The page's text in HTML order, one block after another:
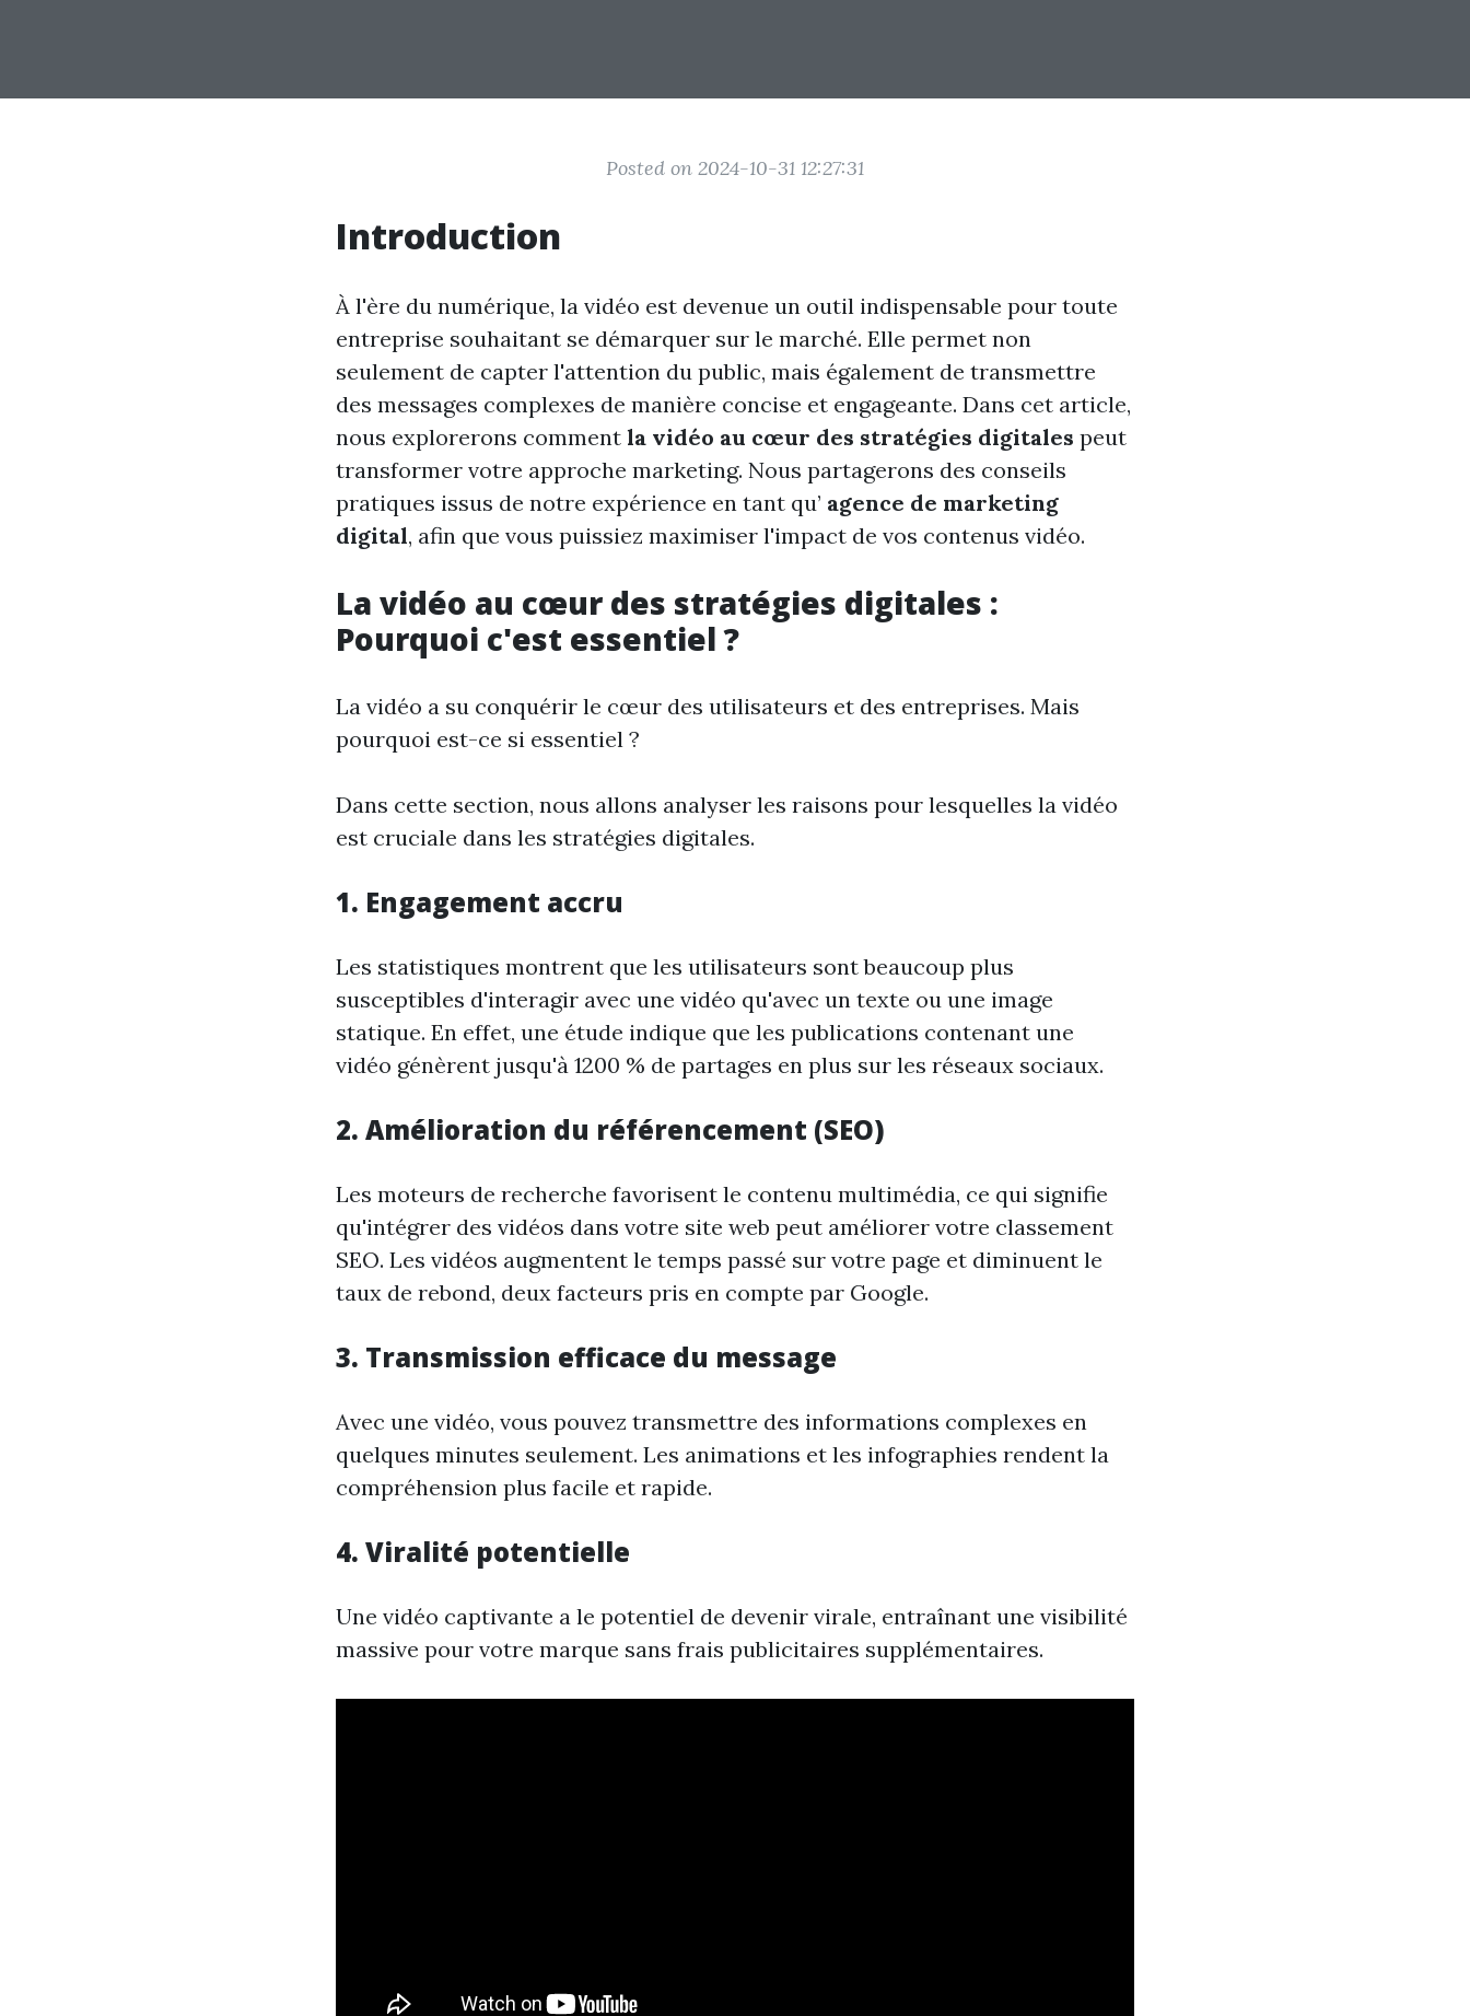
Posted on 2024-10-31 12:27:31
Introduction
À l'ère du numérique, la vidéo est devenue un outil indispensable pour toute
entreprise souhaitant se démarquer sur le marché. Elle permet non
seulement de capter l'attention du public, mais également de transmettre
des messages complexes de manière concise et engageante. Dans cet article,
nous explorerons comment la vidéo au cœur des stratégies digitales peut
transformer votre approche marketing. Nous partagerons des conseils
pratiques issus de notre expérience en tant qu’ agence de marketing
digital, afin que vous puissiez maximiser l'impact de vos contenus vidéo.
La vidéo au cœur des stratégies digitales :
Pourquoi c'est essentiel ?
La vidéo a su conquérir le cœur des utilisateurs et des entreprises. Mais
pourquoi est-ce si essentiel ?
Dans cette section, nous allons analyser les raisons pour lesquelles la vidéo
est cruciale dans les stratégies digitales.
1. Engagement accru
Les statistiques montrent que les utilisateurs sont beaucoup plus
susceptibles d'interagir avec une vidéo qu'avec un texte ou une image
statique. En effet, une étude indique que les publications contenant une
vidéo génèrent jusqu'à 1200 % de partages en plus sur les réseaux sociaux.
2. Amélioration du référencement (SEO)
Les moteurs de recherche favorisent le contenu multimédia, ce qui signifie
qu'intégrer des vidéos dans votre site web peut améliorer votre classement
SEO. Les vidéos augmentent le temps passé sur votre page et diminuent le
taux de rebond, deux facteurs pris en compte par Google.
3. Transmission efficace du message
Avec une vidéo, vous pouvez transmettre des informations complexes en
quelques minutes seulement. Les animations et les infographies rendent la
compréhension plus facile et rapide.
4. Viralité potentielle
Une vidéo captivante a le potentiel de devenir virale, entraînant une visibilité
massive pour votre marque sans frais publicitaires supplémentaires.